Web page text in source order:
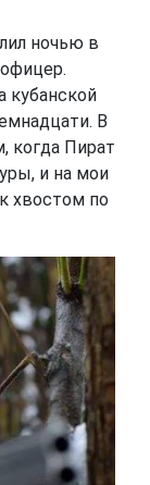
ночью в
кубанской
В
когда Пират
и на мои
хвостом по